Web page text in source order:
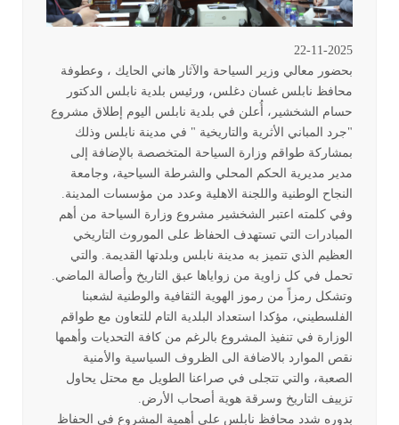
22-11-2025
بحضور معالي وزير السياحة والآثار هاني الحايك ، وعطوفة
محافظ نابلس غسان دغلس، ورئيس بلدية نابلس الدكتور
حسام الشخشير، أُعلن في بلدية نابلس اليوم إطلاق مشروع
"جرد المباني الأثرية والتاريخية " في مدينة نابلس وذلك
بمشاركة طواقم وزارة السياحة المتخصصة بالإضافة إلى
مدير مديرية الحكم المحلي والشرطة السياحية، وجامعة
النجاح الوطنية واللجنة الاهلية وعدد من مؤسسات المدينة.
وفي كلمته اعتبر الشخشير مشروع وزارة السياحة من أهم
المبادرات التي تستهدف الحفاظ على الموروث التاريخي
العظيم الذي تتميز به مدينة نابلس وبلدتها القديمة. والتي
تحمل في كل زاوية من زواياها عبق التاريخ وأصالة الماضي.
وتشكل رمزاً من رموز الهوية الثقافية والوطنية لشعبنا
الفلسطيني، مؤكدا استعداد البلدية التام للتعاون مع طواقم
الوزارة في تنفيذ المشروع بالرغم من كافة التحديات وأهمها
نقص الموارد بالاضافة الى الظروف السياسية والأمنية
الصعبة، والتي تتجلى في صراعنا الطويل مع محتل يحاول
تزييف التاريخ وسرقة هوية أصحاب الأرض.
بدوره شدد محافظ نابلس على أهمية المشروع في الحفاظ